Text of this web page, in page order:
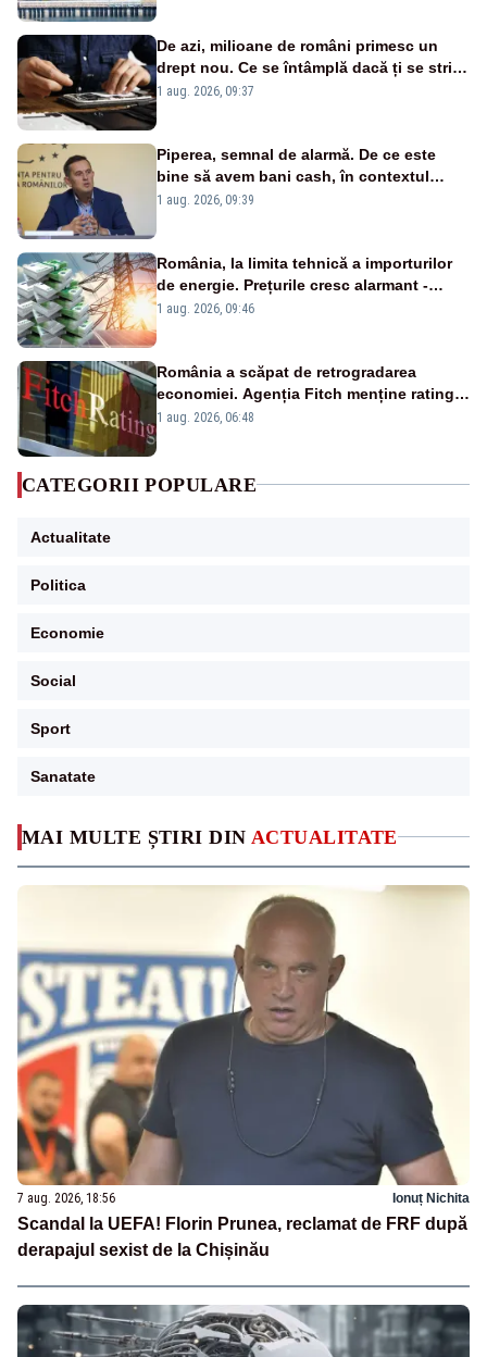
MAI MULTE ȘTIRI DIN ACTUALITATE
7 aug. 2026, 18:56 Ionuț Nichita
Scandal la UEFA! Florin Prunea, reclamat de FRF după
derapajul sexist de la Chișinău
De azi, milioane de români primesc un
drept nou. Ce se întâmplă dacă ți se strică
un produs
1 aug. 2026, 09:37
Piperea, semnal de alarmă. De ce este
bine să avem bani cash, în contextul
alertei energetice?
1 aug. 2026, 09:39
România, la limita tehnică a importurilor
de energie. Prețurile cresc alarmant -
Analiză Realitatea Plus
1 aug. 2026, 09:46
România a scăpat de retrogradarea
economiei. Agenția Fitch menține ratingul
„BBB-” cu perspectivă negativă
1 aug. 2026, 06:48
CATEGORII POPULARE
Actualitate
Politica
Economie
Social
Sport
Sanatate